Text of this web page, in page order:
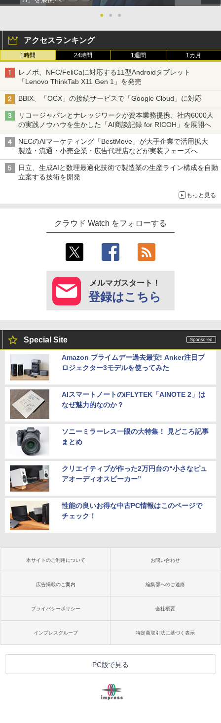
●
● ●
アクセスランキング
1時間 24時間 1週間 1カ月
レノボ、NFC/FeliCaに対応する11型Androidタブレット
「Lenovo ThinkTab X11 Gen 1」を発売
BBIX、「OCX」の接続サービスで「Google Cloud」に対応
リコージャパンとナレッジワークが資本業務提携、社内6000人
の実践ノウハウを生かした「AI商談記録 for RICOH」を展開へ
NECのAIマーケティング「BestMove」が大手企業で活用拡大
製造・流通・小売企業・広告代理店などが実装フェーズへ
日立、生成AIと数理最適化技術で製造業の生産ライン構成を自動
立案する技術を開発
もっと見る
クラウド Watch をフォローする
メルマガスタート！
登録はこちら
Special Site
Amazon プライムデー過去最安! Anker注目プ
ロジェクター3モデルを使ってみた
AIスマートノートのiFLYTEK「AINOTE 2」は
なぜ魅力的なのか？
ソニーミラーレス一眼の大特集！ 見どころ記事
まとめ
クリエイティブが作った2万円台の“小さなピュ
アオーディオスピーカー”
性能の良いお得な中古PC情報はこのページで
チェック！
本サイトのご利用について お問い合わせ
広告掲載のご案内 編集部へのご連絡
プライバシーポリシー 会社概要
インプレスグループ 特定商取引法に基づく表示
PC版で見る